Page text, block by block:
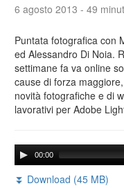
6 agosto 2013 - 49
Puntata fotografica con
ed Alessandro Di Noia.
settimane fa va online
cause di forza
novità fotografiche e di
lavorativi per Adobe
00:00
⏬ Download (45 MB)